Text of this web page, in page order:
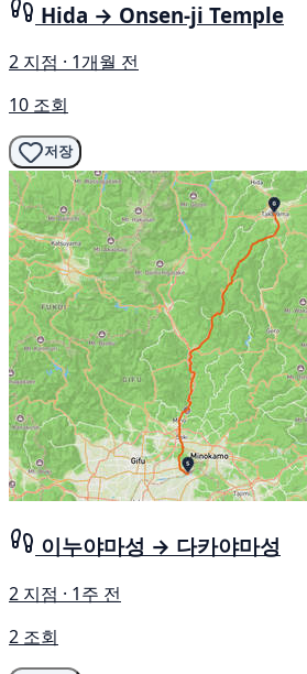
Hida → Onsen-ji Temple
2 지점 · 1개월 전
10 조회
저장
이누야마성 → 다카야마성
2 지점 · 1주 전
2 조회